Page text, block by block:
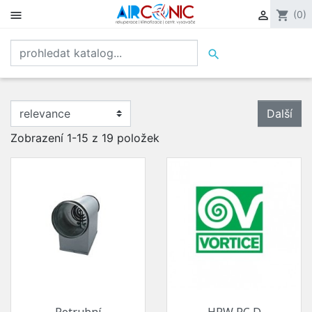
  shopping_cart (0)

Další
Zobrazení 1-15 z 19 položek